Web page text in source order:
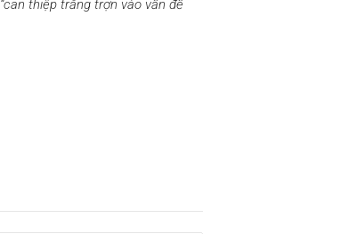
“can thiệp trắng trợn vào vấn đề